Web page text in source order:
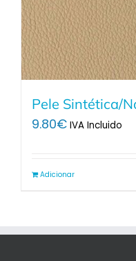
Pele Sintética/
9.80€ IVA Incluido
Adicionar